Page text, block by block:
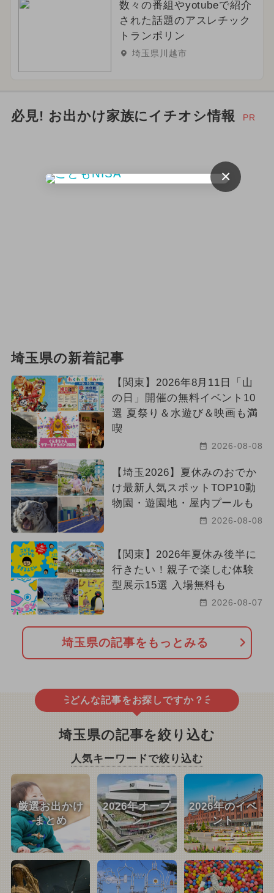
数々の番組やyotubeで紹介
された話題のアスレチック
トランポリン
埼玉県川越市
必見! お出かけ家族にイチオシ情報 PR
埼玉県の新着記事
【関東】2026年8月11日「山
の日」開催の無料イベント10
選 夏祭り＆水遊び＆映画も満
喫
2026-08-08
【埼玉2026】夏休みのおでか
け最新人気スポットTOP10動
物園・遊園地・屋内プールも
2026-08-08
【関東】2026年夏休み後半に
行きたい！親子で楽しむ体験
型展示15選 入場無料も
2026-08-07
埼玉県の記事をもっとみる
どんな記事をお探しですか？
埼玉県の記事を絞り込む
人気キーワードで絞り込む
厳選お出かけ
まとめ
2026年オープ
ン
2026年のイベ
ント
×